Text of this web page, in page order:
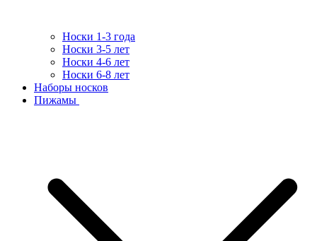
Носки 1-3 года
Носки 3-5 лет
Носки 4-6 лет
Носки 6-8 лет
Наборы носков
Пижамы